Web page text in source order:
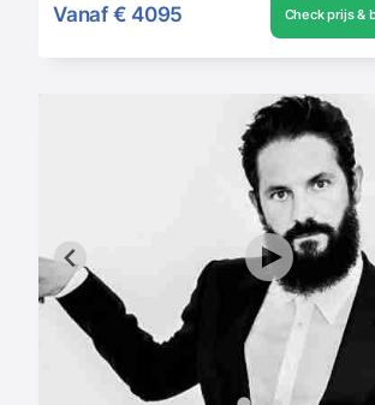
Vanaf € 4095 Check prijs &